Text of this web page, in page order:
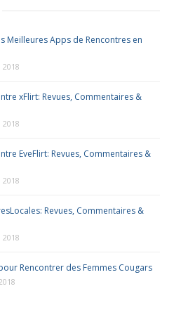
Meilleures Apps de Rencontres en
xFlirt: Revues, Commentaires &
EveFlirt: Revues, Commentaires &
Revues, Commentaires &
Rencontrer des Femmes Cougars